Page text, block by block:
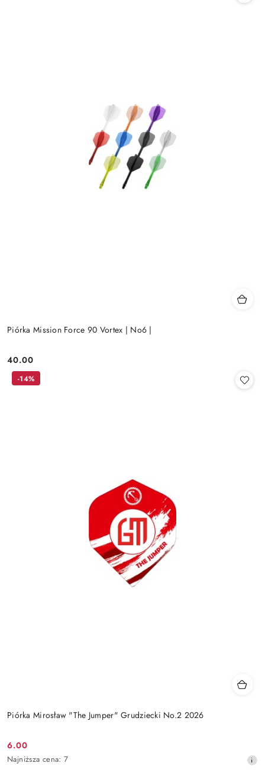
Piórka Mission Force 90 Vortex | No6 |
Cena:
40.00
Piórka Mirosław "The Jumper" Grudziecki No.2 2026
Cena
promocyjna:
6.00
Najniższa
Najniższa cena: 7
-14%